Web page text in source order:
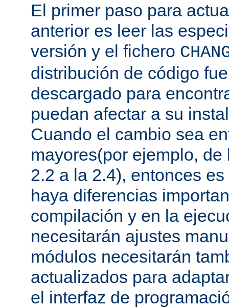
El primer paso para
anterior es leer las
versión y el fichero
distribución de código
descargado para
puedan afectar a su
Cuando el cambio sea
mayores(por ejemplo,
2.2 a la 2.4), entonces
haya diferencias
compilación y en la
necesitarán ajustes
módulos necesitarán
actualizados para
el interfaz de